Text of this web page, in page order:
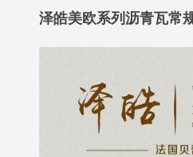
泽皓美欧系列沥青瓦常